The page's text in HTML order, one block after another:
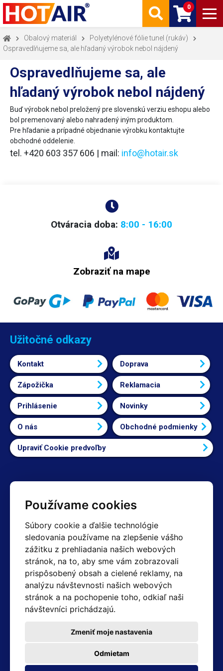
Používame cookies
Súbory cookie a ďalšie technológie
sledovania používame na zlepšenie vášho
zážitku z prehliadania našich webových
stránok, na to, aby sme vám zobrazovali
prispôsobený obsah a cielené reklamy, na
analýzu návštevnosti našich webových
stránok a na pochopenie toho, odkiaľ naši
návštevníci prichádzajú.
Odmietam
Zmeniť moje nastavenia
0
Obalový materiál
Polyetylénové fólie tunel (rukáv)
Ospravedlňujeme sa, ale hľadaný výrobok nebol nájdený
Ospravedlňujeme sa, ale
hľadaný výrobok nebol nájdený
Buď výrobok nebol preložený pre slovenskú verziu eshopu alebo
bol premenovaný alebo nahradený iným produktom.
Pre hľadanie a prípadné objednanie výrobku kontaktujte
obchodné oddelenie.
tel. +420 603 357 606 | mail: info@hotair.sk
Otváracia doba: 8:00 - 16:00
Zobraziť na mape
Užitočné odkazy
Kontakt Doprava
Zápožička Reklamacia
Prihlásenie Novinky
O nás Obchodné podmienky
Upraviť Cookie predvoľby
Kontakty
+420 603 357 606 +420 605 234 204
info@hotair.cz
Fakturačné a expedičné oddelenie
+420 605 259 759 (Po–Pia: 7:30 – 15:00)
Technické oddelenie
+420 603 355 085 (Po–Pia: 8:00 – 16:00)
servis@hotair.cz
Výdaj tovaru (Ostrava): Po-Pia: 8:00 - 16:00
Platba len v hotovosti